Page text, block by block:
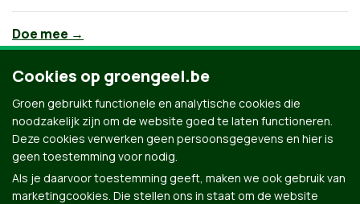
Doe mee →
Groen.be
Cookies op groengeel.be
Groen gebruikt functionele en analytische cookies die
noodzakelijk zijn om de website goed te laten functioneren.
Deze cookies verwerken geen persoonsgegevens en hier is
geen toestemming voor nodig.
Als je daarvoor toestemming geeft, maken we ook gebruik van
marketingcookies. Die stellen ons in staat om de website